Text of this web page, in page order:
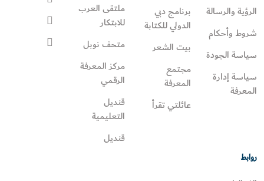
الرؤية والرسالة
شروط وأحكام
سياسة الجودة
سياسة إدارة
المعرفة
برنامج دبي
الدولي للكتابة
بيت الشعر
مجتمع
المعرفة
عائلتي تقرأ‎
ملتقى العرب
للابتكار
متحف نوبل
مركز المعرفة
الرقمي
قنديل
التعليمية
قنديل
روابط